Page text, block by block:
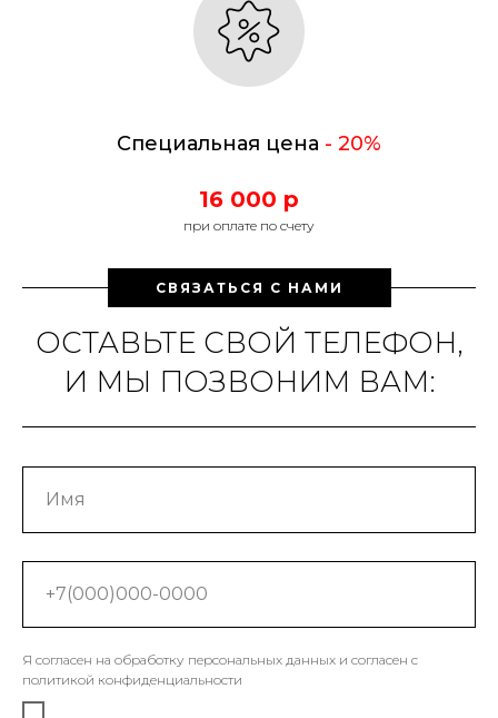
Специальная цена - 20%
16 000 р
при оплате по счету
СВЯЗАТЬСЯ С НАМИ
ОСТАВЬТЕ СВОЙ ТЕЛЕФОН,
И МЫ ПОЗВОНИМ ВАМ:
Я согласен на обработку персональных данных и согласен c
политикой конфиденциальности